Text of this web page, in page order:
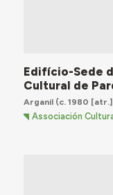
Edifício-Sede
Cultural de
Arganil(c. 1980
Associación